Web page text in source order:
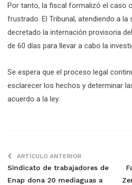
Por tanto, la fiscal formalizó el caso
frustrado. El Tribunal, atendiendo a la
decretado la internación provisoria
de 60 días para llevar a cabo la
Se espera que el proceso legal
esclarecer los hechos y determinar
acuerdo a la ley.
ARTÍCULO ANTERIOR
Sindicato de trabajadores de
Enap dona 20 mediaguas a